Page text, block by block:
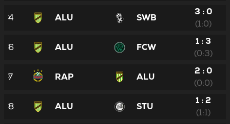
4 ALU SWB
3 : 0
(1:0)
6 ALU FCW
1 : 3
(0:3)
7 RAP ALU
2 : 0
(0:0)
8 ALU STU
1 : 2
(1:1)